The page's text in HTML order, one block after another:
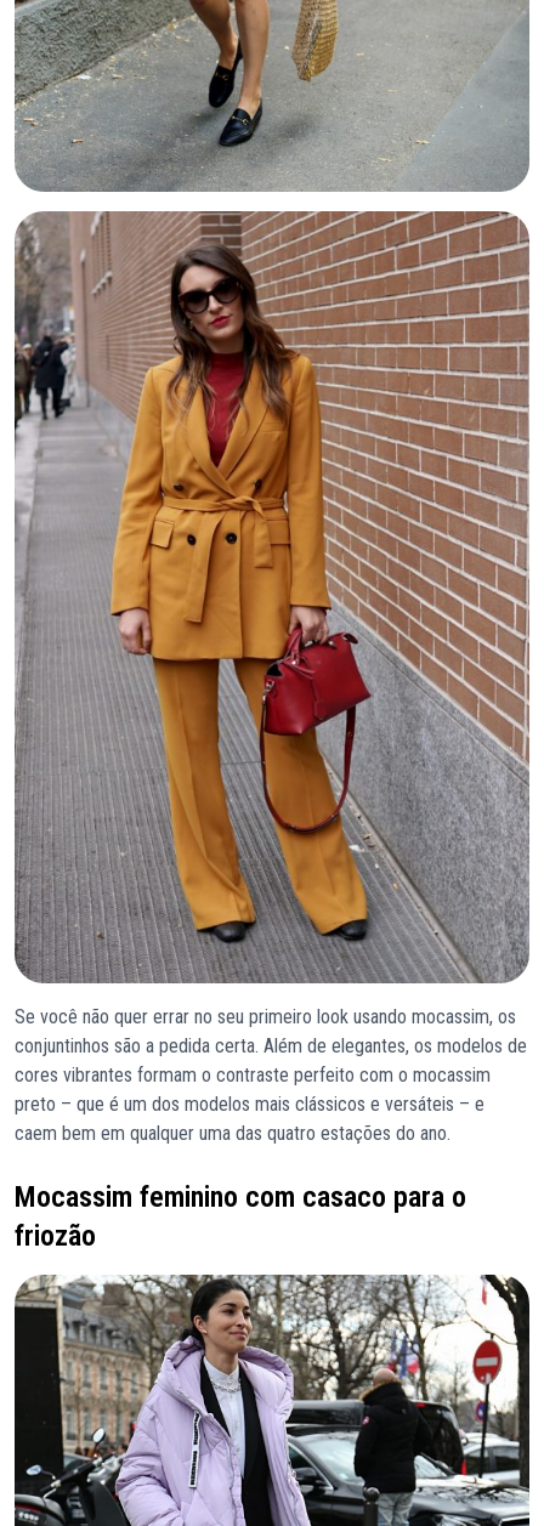
Se você não quer errar no seu primeiro look usando mocassim, os
conjuntinhos são a pedida certa. Além de elegantes, os modelos de
cores vibrantes formam o contraste perfeito com o mocassim
preto – que é um dos modelos mais clássicos e versáteis – e
caem bem em qualquer uma das quatro estações do ano.
Mocassim feminino com casaco para o
friozão